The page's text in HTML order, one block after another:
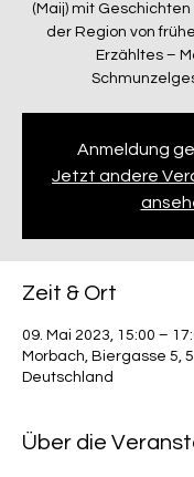
(Maij) mit
der Region von
Erzähltes –
Anmeldung
Jetzt andere
Zeit & Ort
09. Mai 2023, 15:00 –
Morbach, Biergasse 5,
Deutschland
Über die